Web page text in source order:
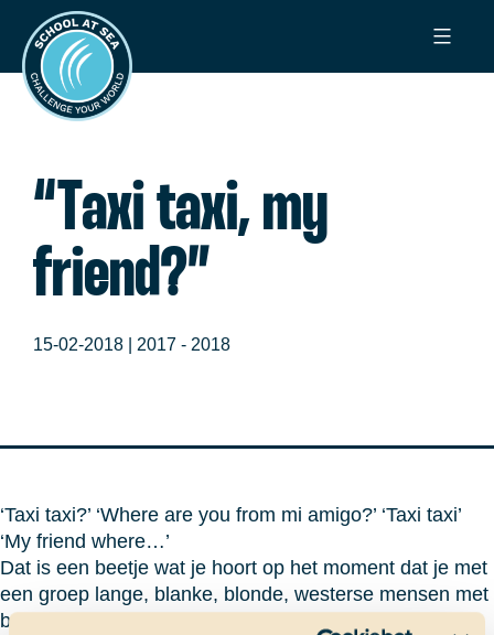
naar
inhoud
School
at
Sea
“Taxi taxi, my
friend?”
15-02-2018 | 2017 - 2018
‘Taxi taxi?’ ‘Where are you from mi amigo?’ ‘Taxi taxi’
‘My friend where…’
Dat is een beetje wat je hoort op het moment dat je met
een groep lange, blanke, blonde, westerse mensen met
backpacks door Cuba loopt. Wij dachten hiervan slim